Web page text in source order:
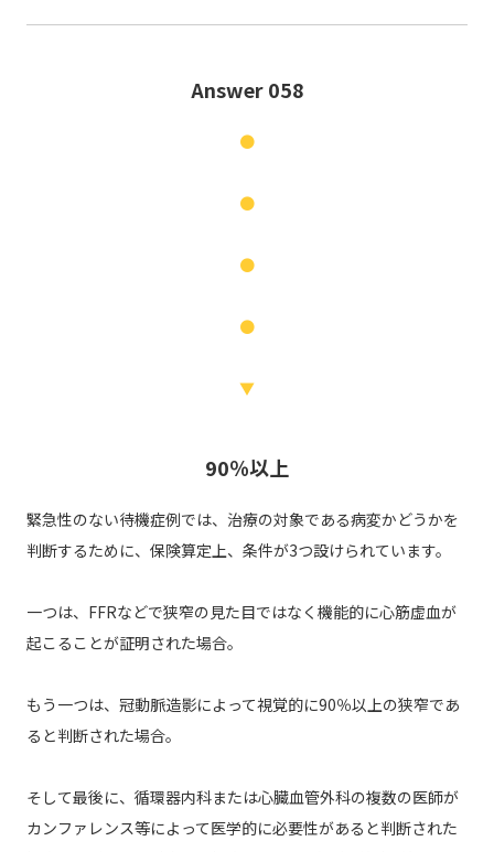
Answer 058
●
●
●
●
▼
90％以上
緊急性のない待機症例では、治療の対象である病変かどうかを
判断するために、保険算定上、条件が3つ設けられています。
一つは、FFRなどで狭窄の見た目ではなく機能的に心筋虚血が
起こることが証明された場合。
もう一つは、冠動脈造影によって視覚的に90％以上の狭窄であ
ると判断された場合。
そして最後に、循環器内科または心臓血管外科の複数の医師が
カンファレンス等によって医学的に必要性があると判断された